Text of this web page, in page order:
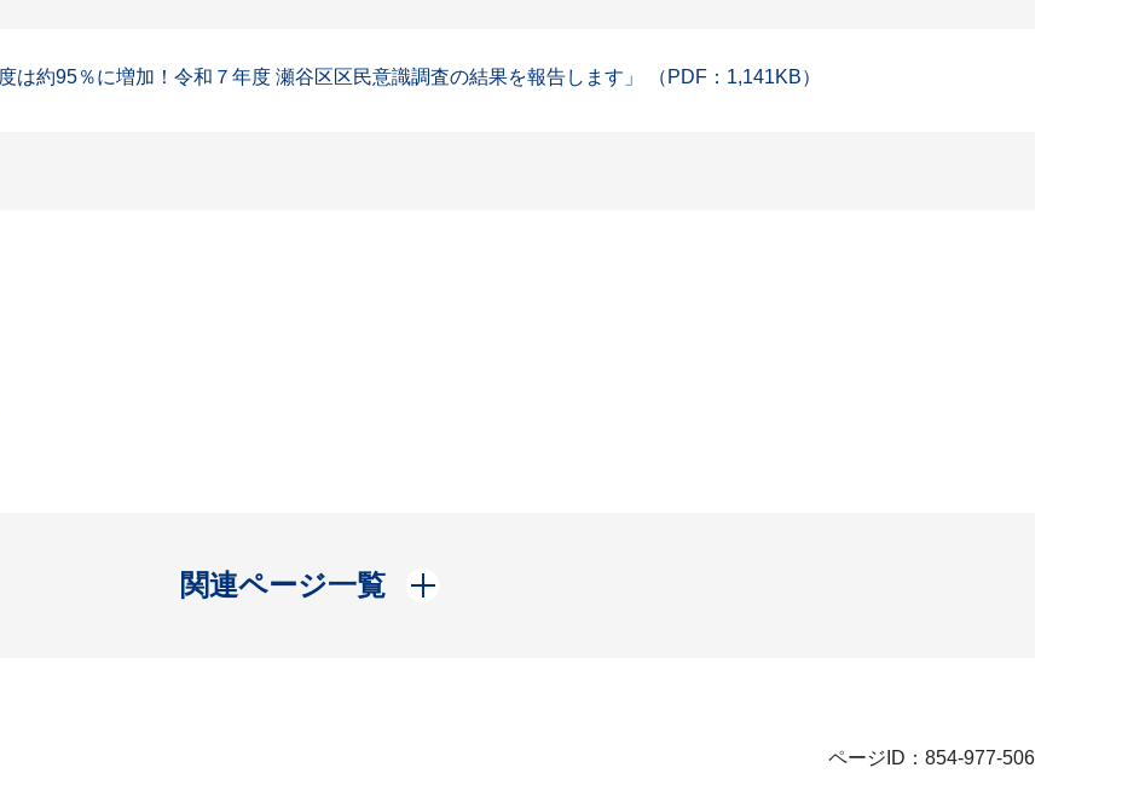
は約95％に増加！令和７年度 瀬谷区区民意識調査の結果を報告します」 （PDF：1,141KB）
関連ページ一覧
開く
ページID：854-977-506